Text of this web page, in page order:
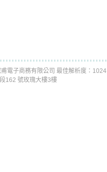
電子商務有限公司 最佳解析度：
162 號玫瑰大樓3樓